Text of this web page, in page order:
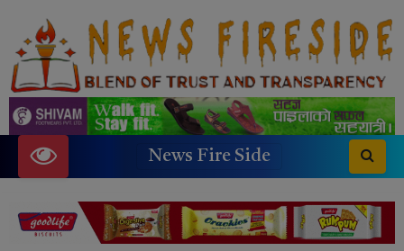
News Fire Side